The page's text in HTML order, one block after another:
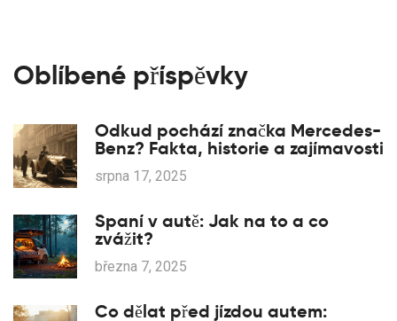
Oblíbené příspěvky
Odkud pochází značka Mercedes-
Benz? Fakta, historie a zajímavosti
srpna 17, 2025
Spaní v autě: Jak na to a co
zvážit?
března 7, 2025
Co dělat před jízdou autem: